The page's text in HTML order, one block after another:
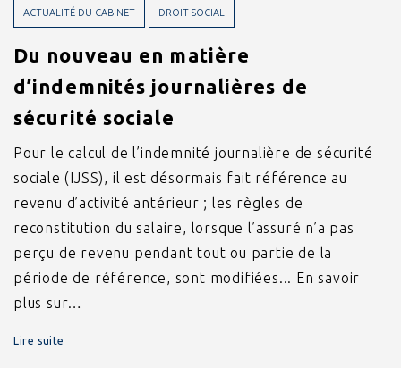
ACTUALITÉ DU CABINET DROIT SOCIAL
Du nouveau en matière
d’indemnités journalières de
sécurité sociale
Pour le calcul de l’indemnité journalière de sécurité
sociale (IJSS), il est désormais fait référence au
revenu d’activité antérieur ; les règles de
reconstitution du salaire, lorsque l’assuré n’a pas
perçu de revenu pendant tout ou partie de la
période de référence, sont modifiées... En savoir
plus sur…
Lire suite